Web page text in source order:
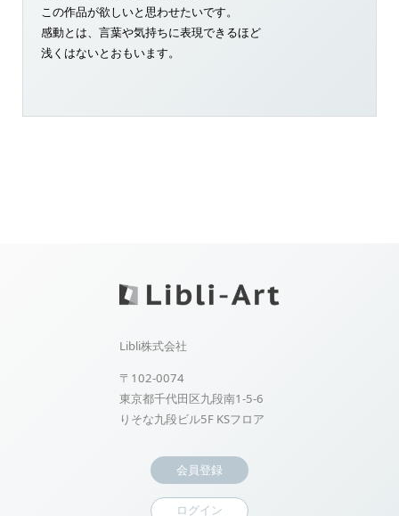
この作品が欲しいと思わせたいです。
感動とは、言葉や気持ちに表現できるほど
浅くはないとおもいます。
Libli株式会社
〒102-0074
東京都千代田区九段南1-5-6
りそな九段ビル5F KSフロア
会員登録
ログイン